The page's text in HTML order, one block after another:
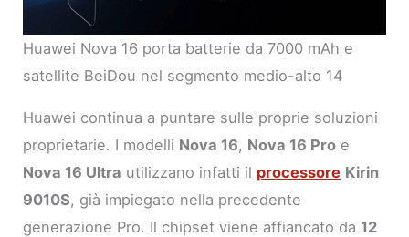
Huawei Nova 16 porta batterie da 7000 mAh e
satellite BeiDou nel segmento medio-alto 14
Huawei continua a puntare sulle proprie soluzioni
proprietarie. I modelli Nova 16, Nova 16 Pro e
Nova 16 Ultra utilizzano infatti il processore Kirin
9010S, già impiegato nella precedente
generazione Pro. Il chipset viene affiancato da 12